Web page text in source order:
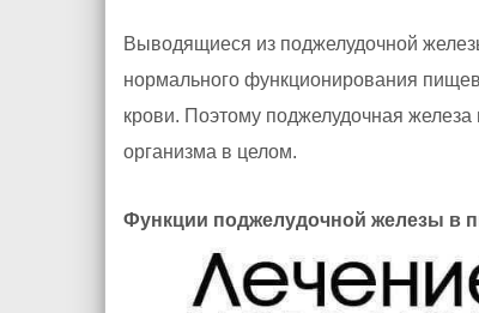
Выводящиеся из поджелудочной
нормального функционирования
крови. Поэтому поджелудочная
организма в целом.
Функции поджелудочной железы в